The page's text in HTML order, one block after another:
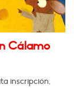
Cálamo
inscripción,